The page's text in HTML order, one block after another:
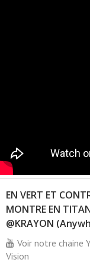
EN VERT ET
MONTRE EN
@KRAYON
Voir notre chaine
Vision